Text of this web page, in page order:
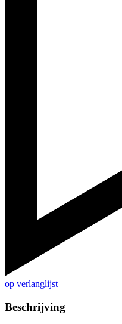
op verlanglijst
Beschrijving